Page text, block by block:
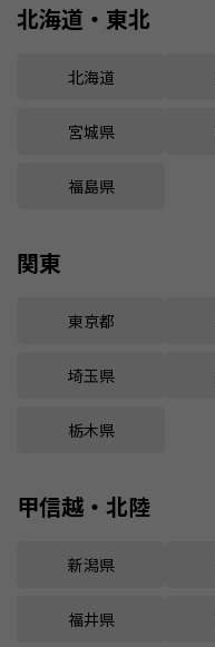
北海道・東北
北海道
宮城県
福島県
関東
東京都
埼玉県
栃木県
甲信越・北陸
新潟県
福井県